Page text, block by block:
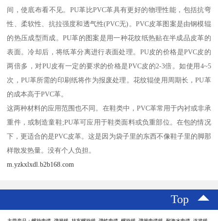
间，使底布看不见。PU革比PVC革具有更好的物理性能，包括抗弯
性、柔软性、抗拉强度和透气性(PVC无)。PVC皮革图案是由钢模辊
的热压成型而成。PU革的图案是用一种花纹纸热贴在半成品皮革的
表面。冷却后，将纸革分离进行表面处理。PU皮的价格是PVC皮的
两倍多，对PU皮有一定的要求的价格是PVC皮的2-3倍。如使用4~5
次，PU革所需的印刷纸将作为报废处理。花纹辊使用周期长，PU革
的成本高于PVC革。
这两种材料的应用范围也不同。在鞋类中，PVC革常用于内衬或非承
重件，或制造童鞋;PU革可应用于鞋类面料或负重部位。在包的情况
下，更适合的是PVC皮革。这是因为袋子里的东西不像鞋子里的脚那
样散发热量。没有个人负担。
m.yzkxlxdl.b2b168.com
Top